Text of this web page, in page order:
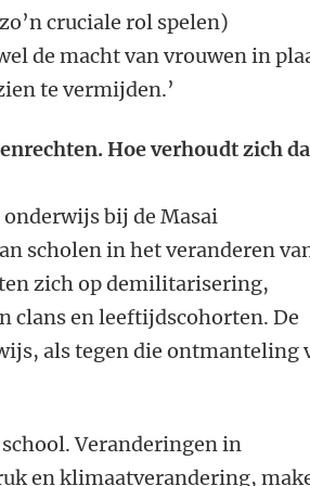
cruciale rol spelen)
de macht van vrouwen in
te vermijden.’
Hoe verhoudt zich
bij de Masai
scholen in het veranderen
zich op demilitarisering,
clans en leeftijdscohorten. De
als tegen die ontmanteling
Veranderingen in
en klimaatverandering,